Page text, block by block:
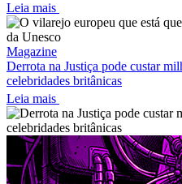
Leia mais
Magazine
Derrota na Justiça pode custar
celebridades britânicas
Leia mais